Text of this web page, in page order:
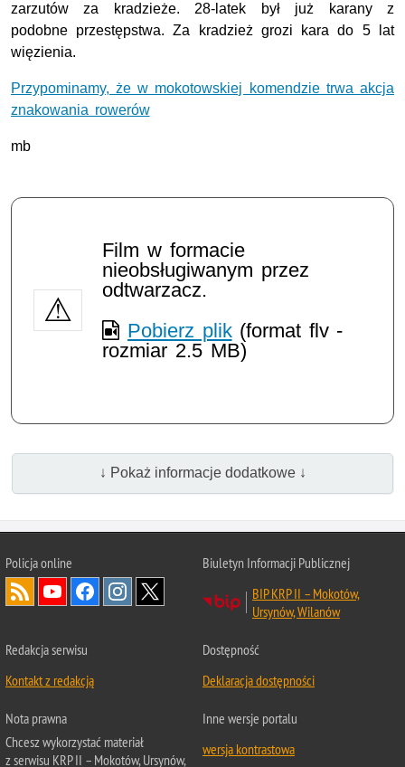
zarzutów za kradzieże. 28-latek był już karany z
podobne przestępstwa. Za kradzież grozi kara do 5 lat
więzienia.
Przypominamy, że w mokotowskiej komendzie trwa akcja
znakowania rowerów
mb
Film w formacie
nieobsługiwanym przez
odtwarzacz.
Pobierz plik(format flv -
rozmiar 2.5 MB)
↓ Pokaż informacje dodatkowe ↓
Policja online
Biuletyn Informacji Publicznej
BIP KRP II – Mokotów,
Ursynów, Wilanów
Redakcja serwisu
Kontakt z redakcją
Dostępność
Deklaracja dostępności
Nota prawna
Chcesz wykorzystać materiał
z serwisu KRP II – Mokotów, Ursynów,
Inne wersje portalu
wersja kontrastowa